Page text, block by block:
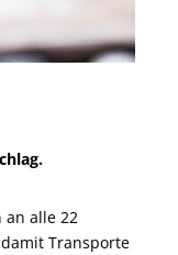
an alle 22
Transporte